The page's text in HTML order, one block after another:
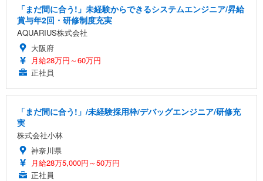
「まだ間に合う!」未経験からできるシステムエンジニア/昇給
賞与年2回・研修制度充実
AQUARIUS株式会社
大阪府
月給28万円～60万円
正社員
「まだ間に合う!」/未経験採用枠/デバッグエンジニア/研修充
実
株式会社小林
神奈川県
月給28万5,000円～50万円
正社員